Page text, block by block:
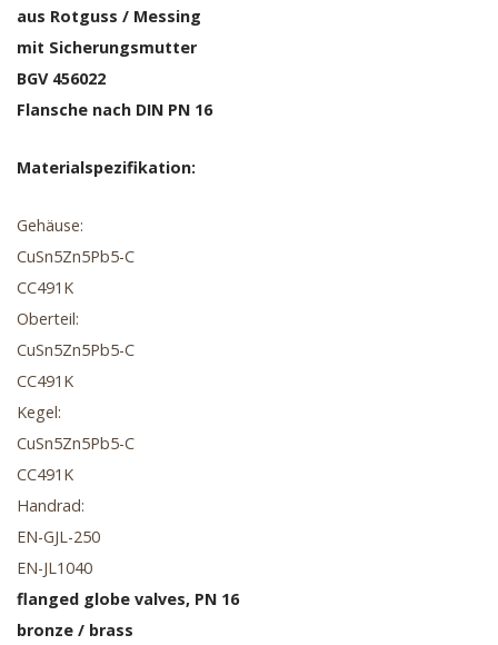
aus Rotguss / Messing
mit Sicherungsmutter
BGV 456022
Flansche nach DIN PN 16
Materialspezifikation:
Gehäuse:
CuSn5Zn5Pb5-C
CC491K
Oberteil:
CuSn5Zn5Pb5-C
CC491K
Kegel:
CuSn5Zn5Pb5-C
CC491K
Handrad:
EN-GJL-250
EN-JL1040
flanged globe valves, PN 16
bronze / brass